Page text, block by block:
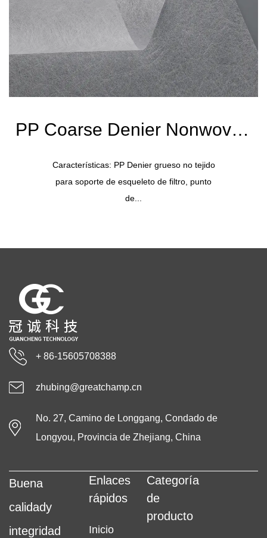
PP Coarse Denier Nonwoven
60g blanco seda gruesa
Características: PP Denier grueso no tejido
para soporte de esqueleto de filtro, punto
de...
+ 86-15605708388
zhubing@greatchamp.cn
No. 27, Camino de Longgang, Condado de
Longyou, Provincia de Zhejiang, China
Buena
calidady
integridad
Enlaces
rápidos
Inicio
Categoría
de
producto